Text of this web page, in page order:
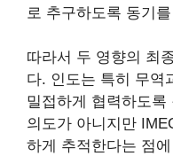
로 추구하도록 동기
따라서 두 영향의 최
다. 인도는 특히 무역
밀접하게 협력하도록
의도가 아니지만
하게 추적한다는 점